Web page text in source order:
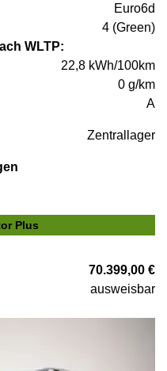
Euro6d
4 (Green)
WLTP:
22,8 kWh/100km
0 g/km
A
Zentrallager
Plus
70.399,00 €
ausweisbar